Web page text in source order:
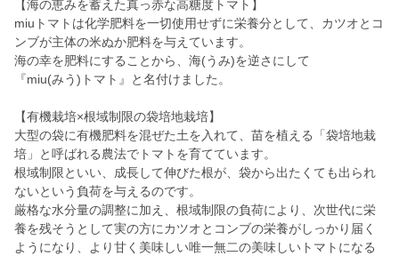
【海の恵みを蓄えた真っ赤な高糖度トマト】
miuトマトは化学肥料を一切使用せずに栄養分として、カツオとコ
ンブが主体の米ぬか肥料を与えています。
海の幸を肥料にすることから、海(うみ)を逆さにして
『miu(みう)トマト』と名付けました。
【有機栽培×根域制限の袋培地栽培】
大型の袋に有機肥料を混ぜた土を入れて、苗を植える「袋培地栽
培」と呼ばれる農法でトマトを育てています。
根域制限といい、成長して伸びた根が、袋から出たくても出られ
ないという負荷を与えるのです。
厳格な水分量の調整に加え、根域制限の負荷により、次世代に栄
養を残そうとして実の方にカツオとコンブの栄養がしっかり届く
ようになり、より甘く美味しい唯一無二の美味しいトマトになる